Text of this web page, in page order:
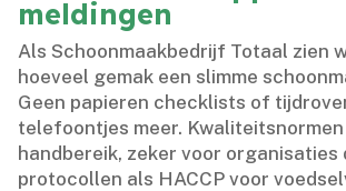
meldingen
Als Schoonmaakbedrijf Totaal zien
hoeveel gemak een slimme
Geen papieren checklists of
telefoontjes meer.​ Kwaliteitsnormen
handbereik, zeker voor organisaties
protocollen als HACCP voor